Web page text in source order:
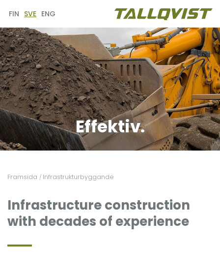
FIN SVE ENG
Effektiv.
Framsida / Infrastrukturbyggande
Infrastructure construction
with decades of experience